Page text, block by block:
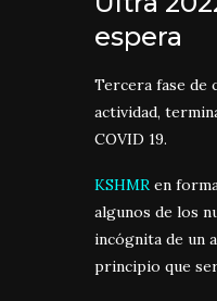
espera
Tercera fase de
actividad,
COVID 19.
KSHMR en
algunos de los
incógnita de un
principio que